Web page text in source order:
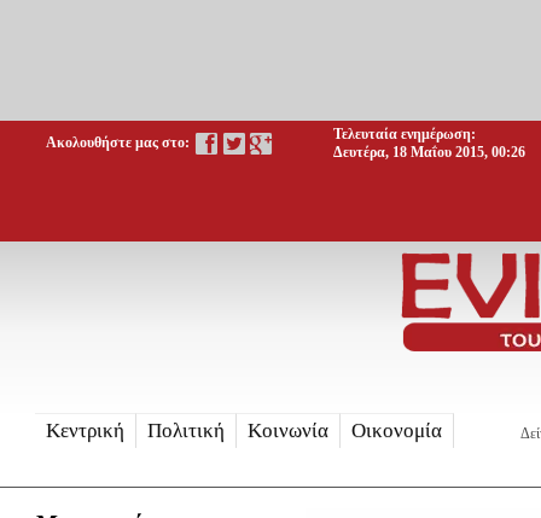
Ακολουθήστε μας στο:
Τελευταία ενημέρωση:
Δευτέρα, 18 Μαΐου 2015, 00:26
Κεντρική Πολιτική Κοινωνία Οικονομία